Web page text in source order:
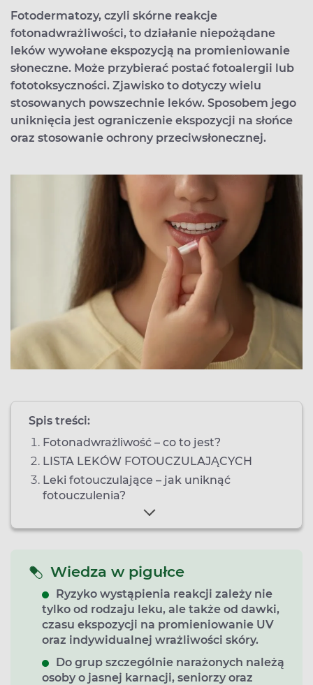
Fotodermatozy, czyli skórne reakcje
fotonadwrażliwości, to działanie niepożądane
leków wywołane ekspozycją na promieniowanie
słoneczne. Może przybierać postać fotoalergii lub
fototoksyczności. Zjawisko to dotyczy wielu
stosowanych powszechnie leków. Sposobem jego
uniknięcia jest ograniczenie ekspozycji na słońce
oraz stosowanie ochrony przeciwsłonecznej.
Spis treści:
Fotonadwrażliwość – co to jest?
LISTA LEKÓW FOTOUCZULAJĄCYCH
Leki fotouczulające – jak uniknąć
fotouczulenia?
Wiedza w pigułce
Ryzyko wystąpienia reakcji zależy nie
tylko od rodzaju leku, ale także od dawki,
czasu ekspozycji na promieniowanie UV
oraz indywidualnej wrażliwości skóry.
Do grup szczególnie narażonych należą
osoby o jasnej karnacji, seniorzy oraz